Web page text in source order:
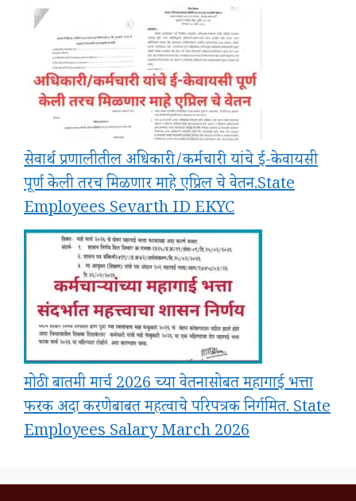
सेवार्थ प्रणालीतील अधिकारी/कर्मचारी यांचे ई-केवायसी
पूर्ण केली तरच मिळणार माहे एप्रिल चे वेतन.State
Employees Sevarth ID EKYC
मोठी बातमी मार्च 2026 च्या वेतनासोबत महागाई भत्ता
फरक अदा करणेबाबत महत्वाचे परिपत्रक निर्गमित. State
Employees Salary March 2026